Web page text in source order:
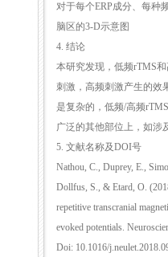
对于每个ERP成分、每种
脑区的3-D示意图
4. 结论
本研究发现，低频rTMS
刺激，高频刺激产生的效
是复杂的，低频/高频
广泛的其他部位上，如涉
5. 文献名称及DOI号
Nathou, C., Duprey, E.,
Dollfus, S., & Etard, O.
repetitive transcranial
evoked potentials.
Doi: 10.1016/